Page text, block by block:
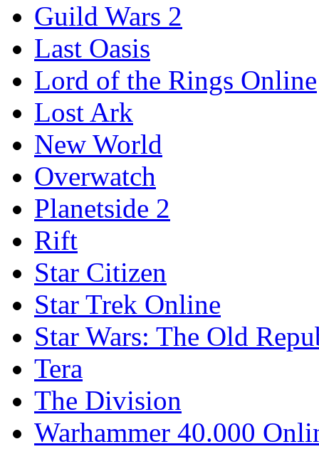
Guild Wars 2
Last Oasis
Lord of the Rings Online
Lost Ark
New World
Overwatch
Planetside 2
Rift
Star Citizen
Star Trek Online
Star Wars: The Old
Tera
The Division
Warhammer 40.000